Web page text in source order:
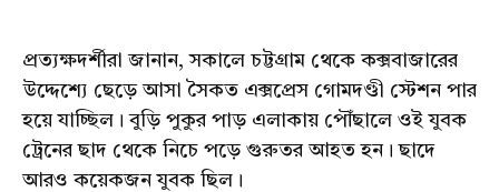
প্রত্যক্ষদর্শীরা জানান, সকালে চট্টগ্রাম থেকে কক্সবাজারের
উদ্দেশ্যে ছেড়ে আসা সৈকত এক্সপ্রেস গোমদণ্ডী স্টেশন পার
হয়ে যাচ্ছিল। বুড়ি পুকুর পাড় এলাকায় পৌঁছালে ওই যুবক
ট্রেনের ছাদ থেকে নিচে পড়ে গুরুতর আহত হন। ছাদে
আরও কয়েকজন যুবক ছিল।